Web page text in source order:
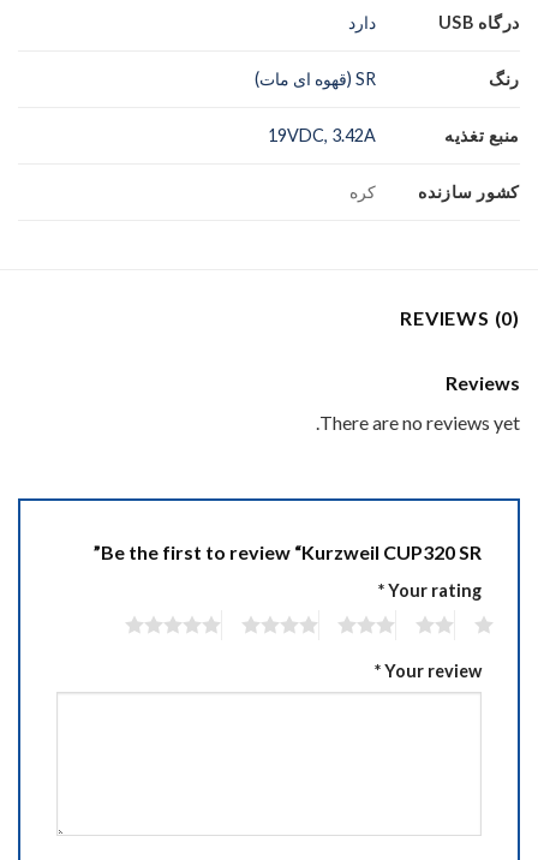
درگاه USB دارد
رنگ SR (قهوه ای مات)
منبع تغذیه 19VDC, 3.42A
کشور سازنده کره
REVIEWS (0)
Reviews
There are no reviews yet.
Be the first to review “Kurzweil CUP320 SR”
Your rating
*
Your review
*